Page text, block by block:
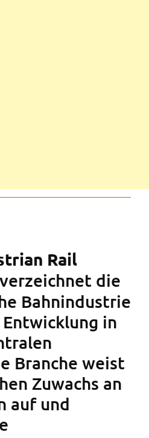
Rail
verzeichnet die
Bahnindustrie
in
Branche weist
Zuwachs an
auf und